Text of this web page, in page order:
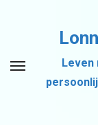
inhoud
Leven